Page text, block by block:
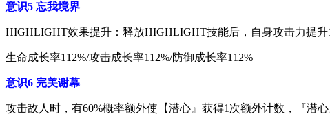
意识5 忘我境界
HIGHLIGHT效果提升：释放HIGHLIGHT技能后，自身攻击力提升
生命成长率112%/攻击成长率112%/防御成长率112%
意识6 完美谢幕
攻击敌人时，有60%概率额外使【潜心』获得1次额外计数，『潜